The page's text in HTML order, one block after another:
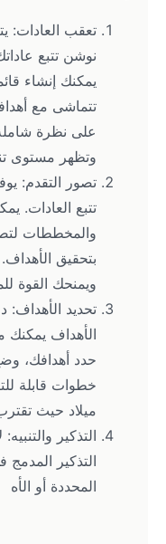
تعقب العادات:
نوشن تتبع
يمكنك إنشاء
تتماشى مع
على نظرة
وتظهر مستوى
تصور التقدم:
تتبع العادات.
والمخططات
بتحقيق
ويمنحك القوة
تحديد الأهداف:
الأهداف يمكنك
حدد أهدافك،
خطوات قابلة
ميلاد حيث
التذكير
التذكير المدمج
المحددة أو الأه